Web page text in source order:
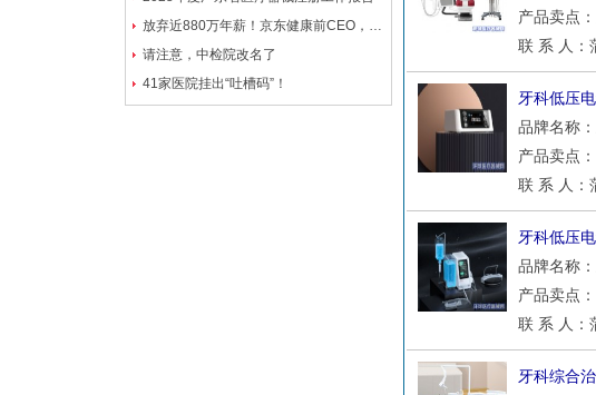
放弃近880万年薪！京东健康前CEO，正式创业
请注意，中检院改名了
41家医院挂出“吐槽码”！
联 系 人：
牙科低压
品牌名称
联 系 人：
牙科低压
品牌名称
联 系 人：
牙科综合